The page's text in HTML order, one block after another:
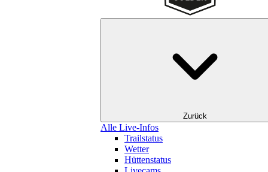
Zurück
Alle Live-Infos
Trailstatus
Wetter
Hüttenstatus